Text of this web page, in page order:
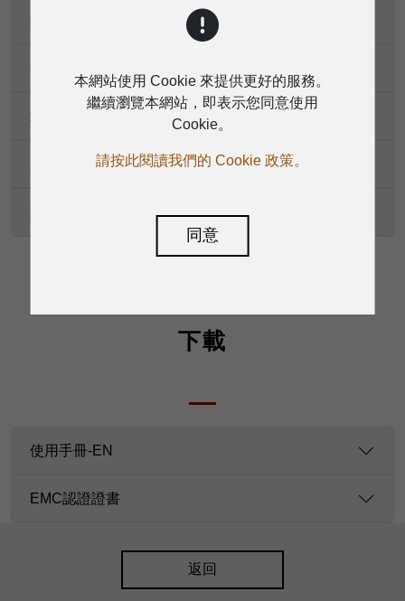
頻率範圍
分頻频率
尺寸（高 × 寬 × 深）
下載
使用手冊-EN
EMC認證證書
返回
本網站使用 Cookie 來提供更好的服務。
繼續瀏覽本網站，即表示您同意使用
Cookie。
請按此閱讀我們的 Cookie 政策。
同意